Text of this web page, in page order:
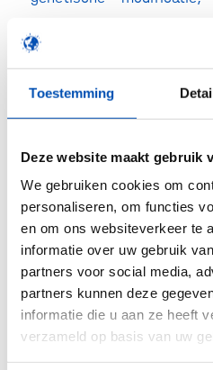
Toestemming
Deze website maakt gebruik
We gebruiken cookies om
personaliseren, om functies
en om ons websiteverkeer te
informatie over uw gebruik
partners voor social media,
partners kunnen deze
informatie die u aan ze heeft
verzameld op basis van uw
die inspanningen
Vandaag vieren we deze
implementatie, zodat
profiteren van de
veredelingstechnieken.
En daarna? Dan blijven
wetgeving die
eigenschappen en
waarmee ze zijn